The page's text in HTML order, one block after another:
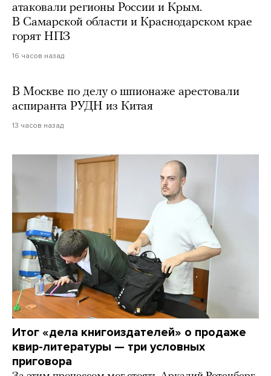
атаковали регионы России и Крым.
В Самарской области и Краснодарском крае
горят НПЗ
16 часов назад
В Москве по делу о шпионаже арестовали
аспиранта РУДН из Китая
13 часов назад
Итог «дела книгоиздателей» о продаже
квир-литературы — три условных
приговора